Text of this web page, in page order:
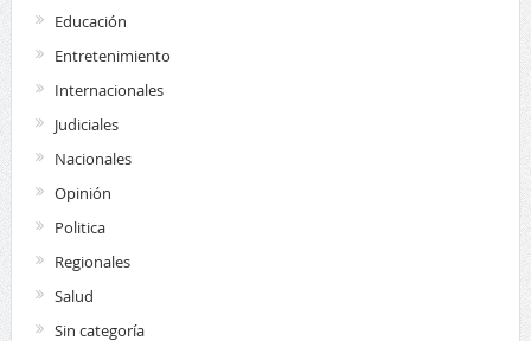
Educación
Entretenimiento
Internacionales
Judiciales
Nacionales
Opinión
Politica
Regionales
Salud
Sin categoría